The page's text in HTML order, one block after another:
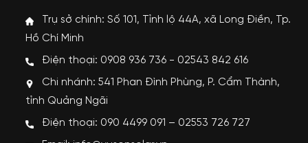
Trụ sở chính: Số 101, Tỉnh lộ 44A, xã Long Điền, Tp.
Hồ Chí Minh
Điện thoại: 0908 936 736 - 02543 842 616
Chi nhánh: 541 Phan Đình Phùng, P. Cẩm Thành,
tỉnh Quảng Ngãi
Điện thoại: 090 4499 091 – 02553 726 727